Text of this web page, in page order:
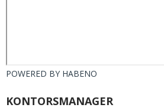
POWERED BY HABENO
KONTORSMANAGER